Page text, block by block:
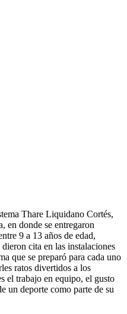
Thare Liquidano Cortés,
en donde se entregaron
9 a 13 años de edad,
cita en las instalaciones
que se preparó para cada uno
ratos divertidos a los
el trabajo en equipo, el gusto
un deporte como parte de su